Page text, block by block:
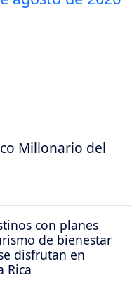
Millonario del
con planes
de bienestar
disfrutan en
Rica